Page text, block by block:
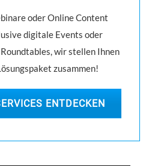
oder Online Content
digitale Events oder
wir stellen Ihnen
zusammen!
ENTDECKEN